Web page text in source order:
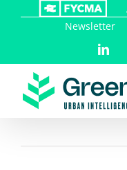
Newsletter